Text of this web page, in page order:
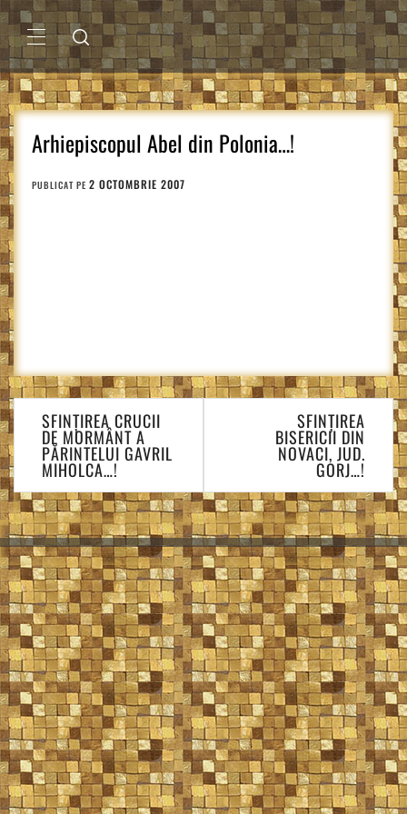
Sari
la
conținutMENIU
PRINCIPAL
Arhiepiscopul Abel din Polonia…!
PUBLICAT PE 2 OCTOMBRIE 2007
Navigare
în
articole
SFINȚIREA CRUCII
DE MORMÂNT A
PĂRINTELUI GAVRIL
MIHOLCA…!
SFINȚIREA
BISERICII DIN
NOVACI, JUD.
GORJ…!